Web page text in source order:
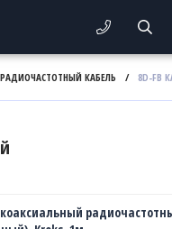
РАДИОЧАСТОТНЫЙ КАБЕЛЬ / 8D-FB
коаксиальный